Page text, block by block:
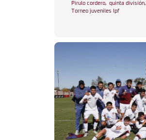
Pirulo cordero, quinta división,
Torneo juveniles lpf